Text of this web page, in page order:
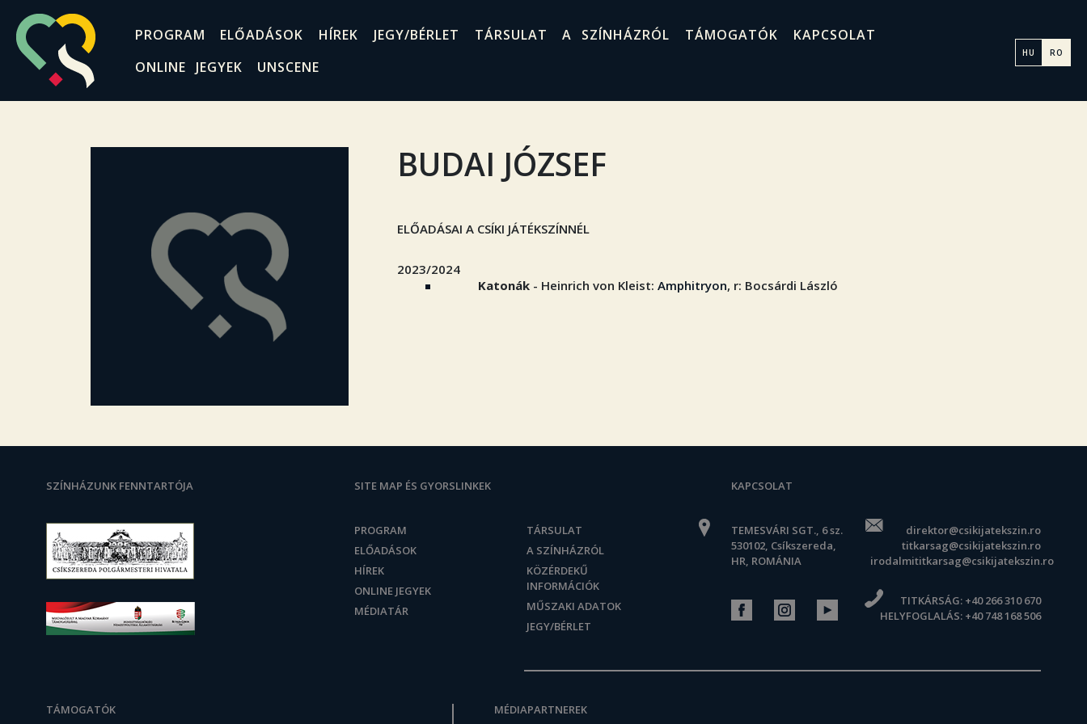
PROGRAM ELŐADÁSOK HÍREK JEGY/BÉRLET TÁRSULAT A SZÍNHÁZRÓL TÁMOGATÓK
KAPCSOLAT
ONLINE JEGYEK
UNSCENE
HU RO
BUDAI JÓZSEF
ELŐADÁSAI A CSÍKI JÁTÉKSZÍNNÉL
2023/2024
Katonák - Heinrich von Kleist: Amphitryon, r: Bocsárdi László
SZÍNHÁZUNK FENNTARTÓJA SITE MAP ÉS GYORSLINKEK
PROGRAM
ELŐADÁSOK
HÍREK
ONLINE JEGYEK
MÉDIATÁR
TÁRSULAT
A SZÍNHÁZRÓL
KÖZÉRDEKŰ
INFORMÁCIÓK
MŰSZAKI ADATOK
JEGY/BÉRLET
KAPCSOLAT
TEMESVÁRI SGT., 6 sz.
530102, Csíkszereda,
HR, ROMÁNIA
direktor@csikijatekszin.ro
titkarsag@csikijatekszin.ro
irodalmititkarsag@csikijatekszin.ro
TITKÁRSÁG: +40 266 310 670
HELYFOGLALÁS: +40 748 168 506
TÁMOGATÓK MÉDIAPARTNEREK